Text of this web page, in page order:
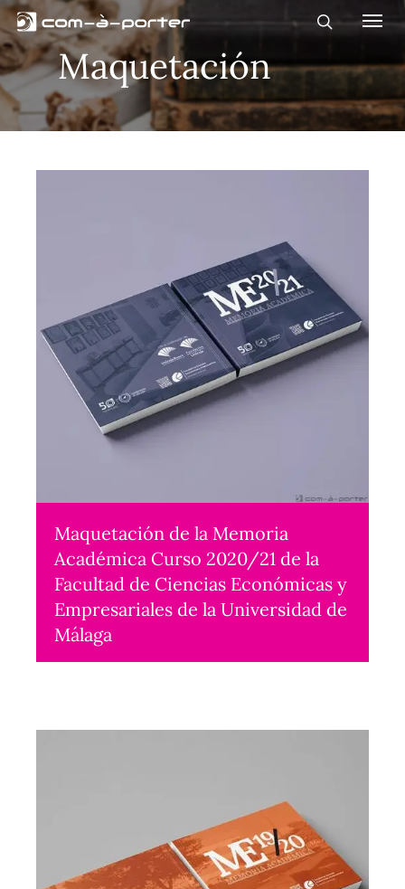
Maquetación
Maquetación de la Memoria
Académica Curso 2020/21 de la
Facultad de Ciencias Económicas y
Empresariales de la Universidad de
Málaga